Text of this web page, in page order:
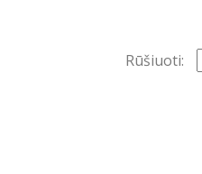
Rūšiuoti: